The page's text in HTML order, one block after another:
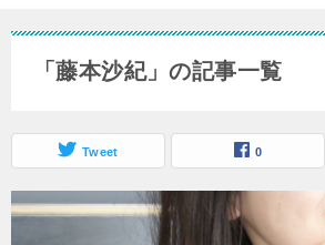
「藤本沙紀」の記事一覧
Tweet 0